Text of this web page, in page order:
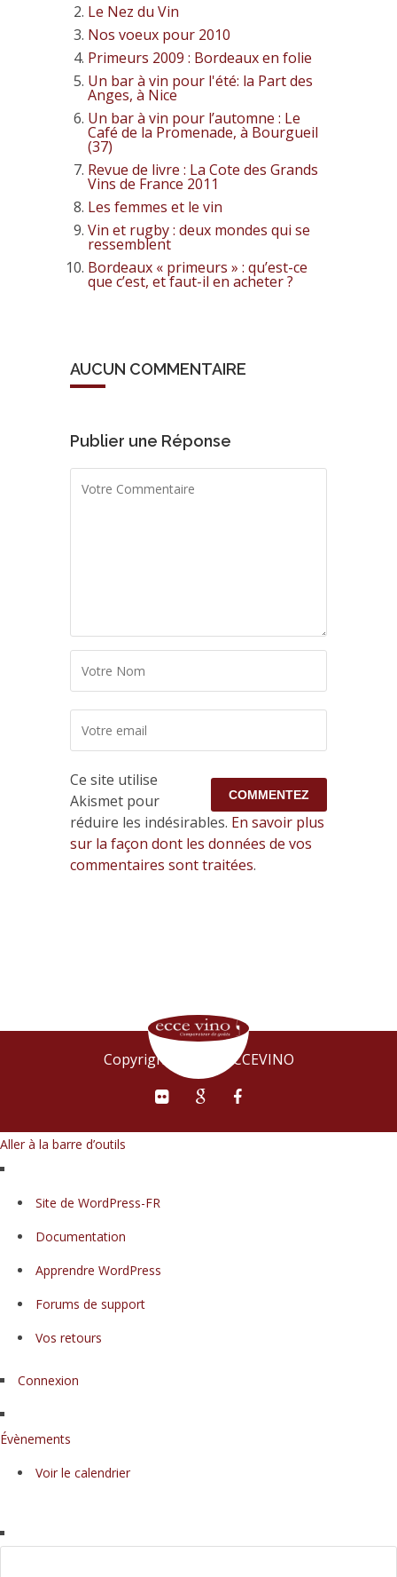
Le Nez du Vin
Nos voeux pour 2010
Primeurs 2009 : Bordeaux en folie
Un bar à vin pour l'été: la Part des
Anges, à Nice
Un bar à vin pour l’automne : Le
Café de la Promenade, à Bourgueil
(37)
Revue de livre : La Cote des Grands
Vins de France 2011
Les femmes et le vin
Vin et rugby : deux mondes qui se
ressemblent
Bordeaux « primeurs » : qu’est-ce
que c’est, et faut-il en acheter ?
AUCUN COMMENTAIRE
Publier une Réponse
Ce site utilise
Akismet pour
réduire les indésirables. En savoir plus
sur la façon dont les données de vos
commentaires sont traitées.
Copyright © 2015 ECCEVINO
Aller à la barre d’outils
WordPress
Site de WordPress-FR
Documentation
Apprendre WordPress
Forums de support
Vos retours
Connexion
Évènements
Voir le calendrier